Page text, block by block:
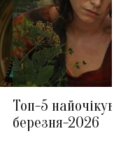
Топ-5
березня-2026